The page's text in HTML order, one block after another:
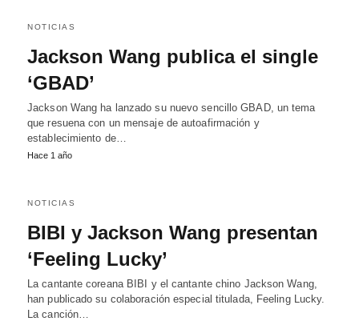
NOTICIAS
Jackson Wang publica el single
‘GBAD’
Jackson Wang ha lanzado su nuevo sencillo GBAD, un tema
que resuena con un mensaje de autoafirmación y
establecimiento de…
Hace 1 año
NOTICIAS
BIBI y Jackson Wang presentan
‘Feeling Lucky’
La cantante coreana BIBI y el cantante chino Jackson Wang,
han publicado su colaboración especial titulada, Feeling Lucky.
La canción…